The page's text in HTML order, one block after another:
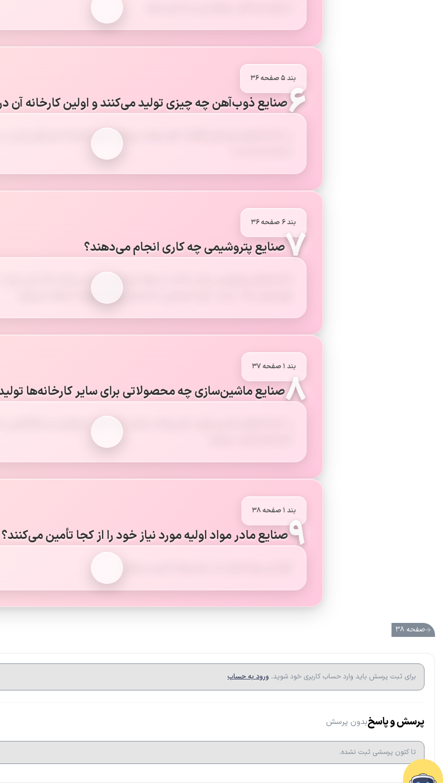
بند ۵ صفحه ۳۶
۶صنایع ذوب‌آهن چه چیزی تولید می‌کنند و اولین کارخانه آن
در کارخانه‌های ذوب‌آهن قطعات آهن تولید می‌شود. اولین کارخانه ذوب‌آهن ایران در
بند ۶ صفحه ۳۶
۷صنایع پتروشیمی چه کاری انجام می‌دهند؟
کارخانه‌های پتروشیمی، نفت و گاز را به مواد شیمیایی تبدیل می‌کنند که از این مواد
برای تولید رنگ، چسب، کود شیمیایی، لاستیک و مواد شوینده استفاده می‌شود.
بند ۱ صفحه ۳۷
۸صنایع ماشین‌سازی چه محصولاتی برای سایر کارخانه‌ها
در کارخانه‌های ماشین‌سازی، ماشین‌آلات و ابزار، دیگ بخار، جرثقیل و دستگاه‌هایی
بند ۱ صفحه ۳۸
۹صنایع مادر مواد اولیه مورد نیاز خود را از کجا تأمین می‌کنند؟
آنها این مواد اولیه را از «معدن‌ها» تأمین می‌کنند.
صفحه ۳۸
برای ثبت پرسش باید وارد حساب کاربری خود شوید. ورود به حساب
پرسش و پاسخبدون پرسش
تا کتون پرسشی ثبت نشده.